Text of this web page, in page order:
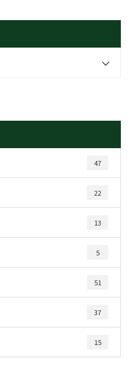
47
22
13
5
51
37
15